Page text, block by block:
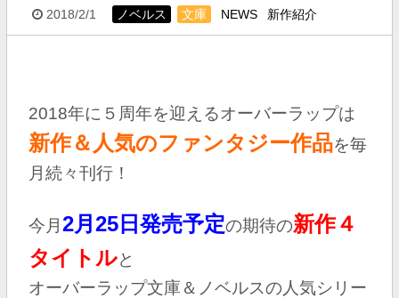
2018/2/1 ノベルス 文庫 NEWS 新作紹介
2018年に５周年を迎えるオーバーラップは
新作＆人気のファンタジー作品を毎
月続々刊行！
今月 2月25日発売予定の期待の新作４
タイトルと
オーバーラップ文庫＆ノベルスの人気シリー